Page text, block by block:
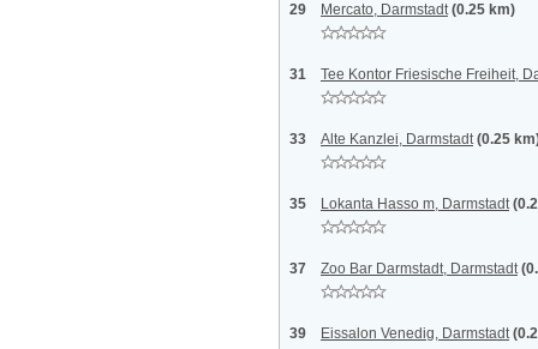
29 Mercato, Darmstadt (0.25 km)
31 Tee Kontor Friesische Freiheit,
33 Alte Kanzlei, Darmstadt (0.25
35 Lokanta Hasso m, Darmstadt
37 Zoo Bar Darmstadt, Darmstadt
39 Eissalon Venedig, Darmstadt